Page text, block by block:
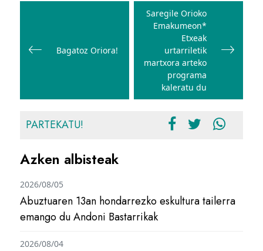
Bagatoz Oriora!
Saregile Orioko
Emakumeon*
Etxeak
urtarriletik
martxora arteko
programa
kaleratu du
PARTEKATU!
Azken albisteak
Abuztuaren 13an hondarrezko eskultura tailerra
emango du Andoni Bastarrikak
2026/08/05
2026/08/04